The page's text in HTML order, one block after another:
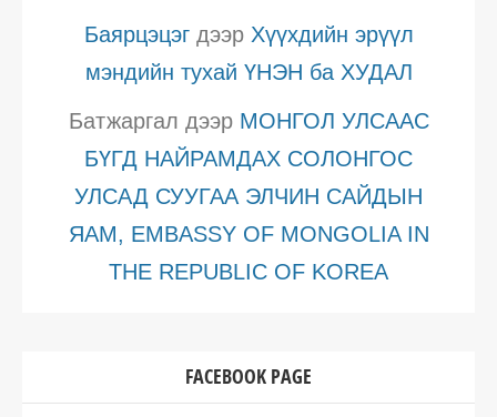
Баярцэцэгдээр Хүүхдийн эрүүл
мэндийн тухай ҮНЭН ба ХУДАЛ
Батжаргал дээр МОНГОЛ УЛСААС
БҮГД НАЙРАМДАХ СОЛОНГОС
УЛСАД СУУГАА ЭЛЧИН САЙДЫН
ЯАМ, EMBASSY OF MONGOLIA IN
THE REPUBLIC OF KOREA
FACEBOOK PAGE